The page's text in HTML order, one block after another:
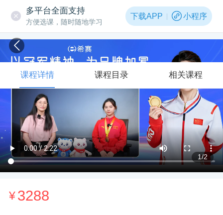
多平台全面支持
方便选课，随时随地学习
下载APP 小程序
1/2
¥3288
课程详情 课程目录 相关课程